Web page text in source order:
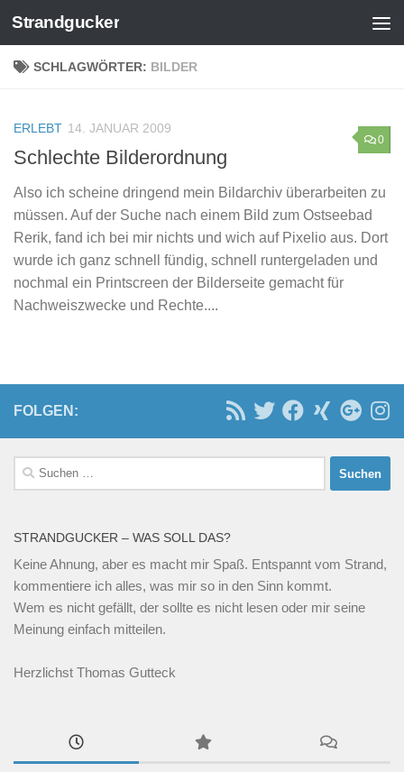
Zum Inhalt springen
Strandgucker
SCHLAGWÖRTER: BILDER
0
ERLEBT 14. JANUAR 2009
Schlechte Bilderordnung
Also ich scheine dringend mein Bildarchiv überarbeiten zu
müssen. Auf der Suche nach einem Bild zum Ostseebad
Rerik, fand ich bei mir nichts und wich auf Pixelio aus. Dort
wurde ich ganz schnell fündig, schnell runtergeladen und
nochmal ein Printscreen der Bilderseite gemacht für
Nachweiszwecke und Rechte....
FOLGEN:
Suchen
nach:
STRANDGUCKER – WAS SOLL DAS?
Keine Ahnung, aber es macht mir Spaß. Entspannt vom Strand,
kommentiere ich alles, was mir so in den Sinn kommt.
Wem es nicht gefällt, der sollte es nicht lesen oder mir seine
Meinung einfach mitteilen.
Herzlichst Thomas Gutteck